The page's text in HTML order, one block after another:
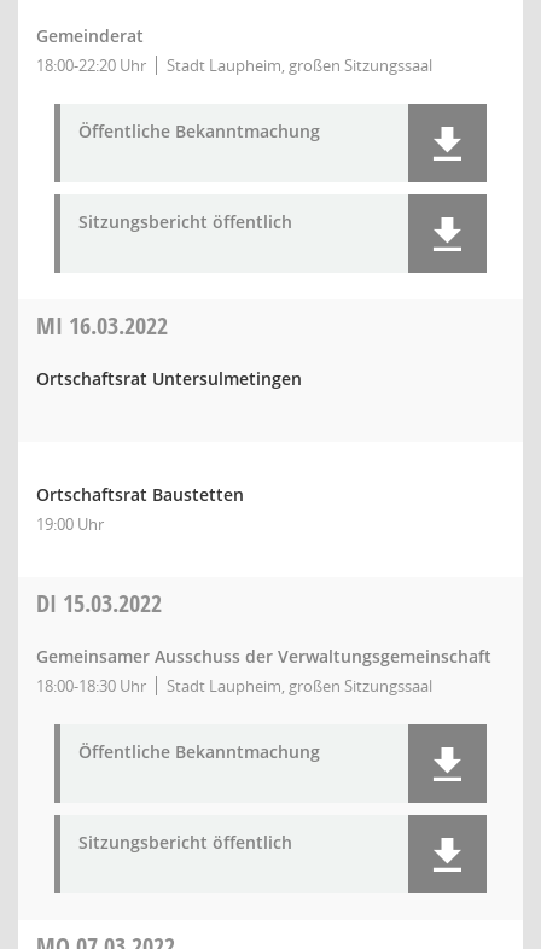
Gemeinderat
18:00-22:20 Uhr Stadt Laupheim, großen Sitzungssaal
Öffentliche Bekanntmachung
Sitzungsbericht öffentlich
MI 16.03.2022
Ortschaftsrat Untersulmetingen
Ortschaftsrat Baustetten
19:00 Uhr
DI 15.03.2022
Gemeinsamer Ausschuss der Verwaltungsgemeinschaft
18:00-18:30 Uhr Stadt Laupheim, großen Sitzungssaal
Öffentliche Bekanntmachung
Sitzungsbericht öffentlich